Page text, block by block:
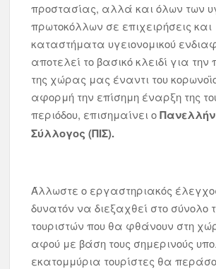
προστασίας, αλλά και όλων των
πρωτοκόλλων σε επιχειρήσεις και
καταστήματα υγειονομικού
αποτελεί το βασικό κλειδί για
της χώρας μας έναντι του
αφορμή την επίσημη έναρξη της
περιόδου, επισημαίνει ο
Σύλλογος (ΠΙΣ).
Άλλωστε ο εργαστηριακός
δυνατόν να διεξαχθεί στο σύνολο
τουριστών που θα φθάνουν στη
αφού με βάση τους σημερινούς
εκατομμύρια τουρίστες θα